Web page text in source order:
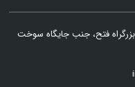
جاده قدیم کرج، بزرگراه فتح، جنب جایگاه سوخت